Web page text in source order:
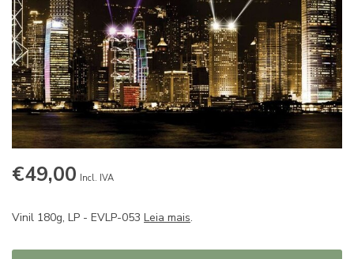
€49,00 Incl. IVA
Vinil 180g, LP - EVLP-053 Leia mais.